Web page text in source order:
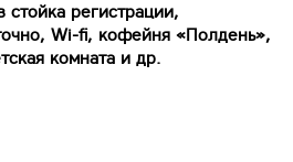
стойка регистрации,
Wi-fi, кофейня «Полдень»,
тская комната и др.